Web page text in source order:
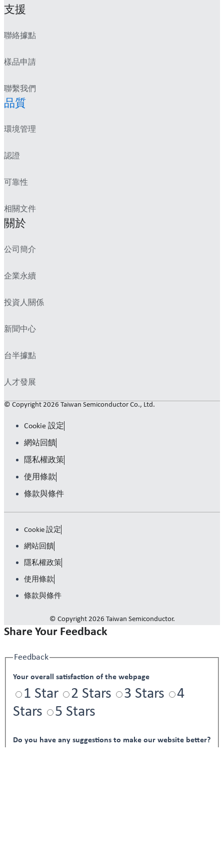
支援
聯絡據點
樣品申請
聯繫我們
品質
環境管理
認證
可靠性
相關文件
關於
公司簡介
企業永續
投資人關係
新聞中心
台半據點
人才發展
© Copyright 2026 Taiwan Semiconductor Co., Ltd.
Cookie 設定
網站回饋
隱私權政策
使用條款
條款與條件
Cookie 設定
網站回饋
隱私權政策
使用條款
條款與條件
© Copyright 2026 Taiwan Semiconductor.
Share Your Feedback
Feedback
Your overall satisfaction of the webpage
1 Star 2 Stars 3 Stars
4
Stars
5 Stars
Do you have any suggestions to make our website better?